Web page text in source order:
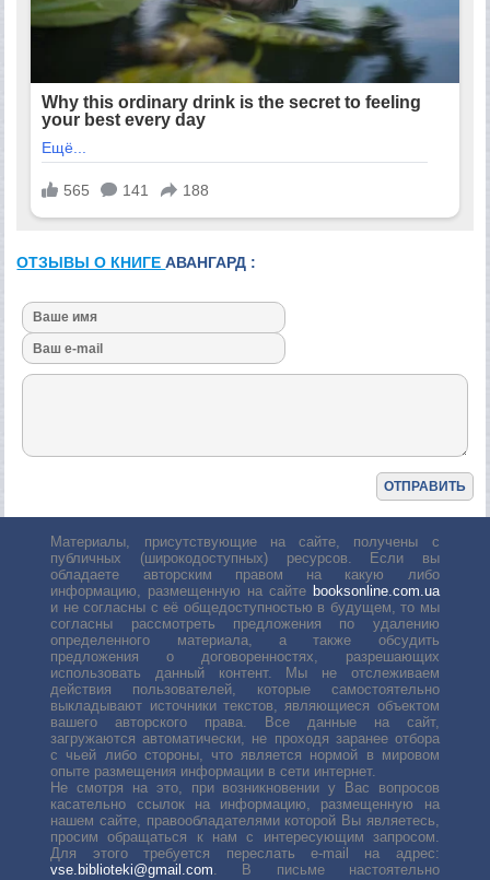
ОТЗЫВЫ О КНИГЕАВАНГАРД :
Материалы, присутствующие на сайте, получены с
публичных (широкодоступных) ресурсов. Если вы
обладаете авторским правом на какую либо
информацию, размещенную на сайте booksonline.com.ua
и не согласны с её общедоступностью в будущем, то мы
согласны рассмотреть предложения по удалению
определенного материала, а также обсудить
предложения о договоренностях, разрешающих
использовать данный контент. Мы не отслеживаем
действия пользователей, которые самостоятельно
выкладывают источники текстов, являющиеся объектом
вашего авторского права. Все данные на сайт,
загружаются автоматически, не проходя заранее отбора
с чьей либо стороны, что является нормой в мировом
опыте размещения информации в сети интернет.
Не смотря на это, при возникновении у Вас вопросов
касательно ссылок на информацию, размещенную на
нашем сайте, правообладателями которой Вы являетесь,
просим обращаться к нам с интересующим запросом.
Для этого требуется переслать е-mail на адрес:
vse.biblioteki@gmail.com. В письме настоятельно